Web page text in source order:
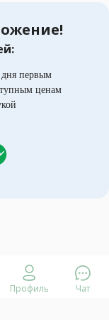
дня первым
ценам
Профиль Чат